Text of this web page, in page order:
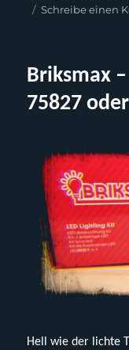
Schreibe einen
Briksmax
75827
Hell wie der lichte